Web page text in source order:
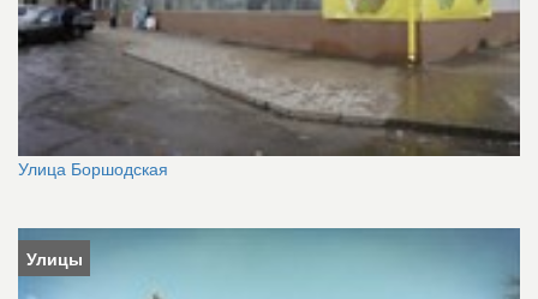
Улица Боршодская
Улицы